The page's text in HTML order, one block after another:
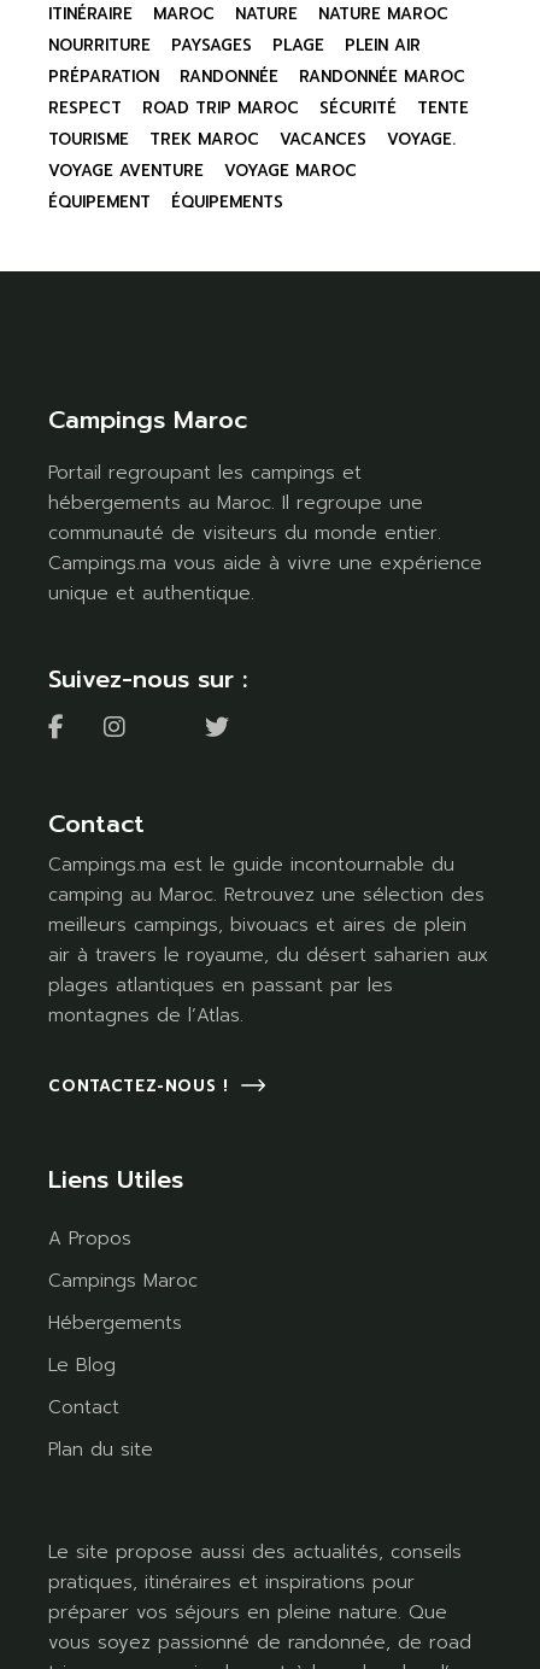
ITINÉRAIRE
MAROC NATURE
NATURE MAROC
NOURRITURE
PAYSAGES PLAGE
PLEIN AIR
PRÉPARATION
RANDONNÉE
RANDONNÉE MAROC
RESPECT
ROAD TRIP MAROC SÉCURITÉ
TENTE
TOURISME
TREK MAROC VACANCES
VOYAGE.
VOYAGE AVENTURE
VOYAGE MAROC
ÉQUIPEMENT
ÉQUIPEMENTS
Campings Maroc
Portail regroupant les campings et
hébergements au Maroc. Il regroupe une
communauté de visiteurs du monde entier.
Campings.ma vous aide à vivre une expérience
unique et authentique.
Suivez-nous sur :
Contact
Campings.ma est le guide incontournable du
camping au Maroc. Retrouvez une sélection des
meilleurs campings, bivouacs et aires de plein
air à travers le royaume, du désert saharien aux
plages atlantiques en passant par les
montagnes de l’Atlas.
CONTACTEZ-NOUS !
Liens Utiles
A Propos
Campings Maroc
Hébergements
Le Blog
Contact
Plan du site
Le site propose aussi des actualités, conseils
pratiques, itinéraires et inspirations pour
préparer vos séjours en pleine nature. Que
vous soyez passionné de randonnée, de road